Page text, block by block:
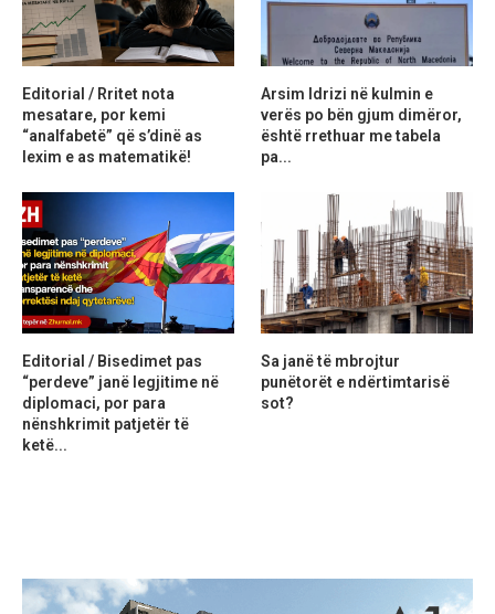
Editorial / Rritet nota
mesatare, por kemi
“analfabetë” që s’dinë as
lexim e as matematikë!
Arsim Idrizi në kulmin e
verës po bën gjum dimëror,
është rrethuar me tabela
pa...
Editorial / Bisedimet pas
“perdeve” janë legjitime në
diplomaci, por para
nënshkrimit patjetër të
ketë...
Sa janë të mbrojtur
punëtorët e ndërtimtarisë
sot?